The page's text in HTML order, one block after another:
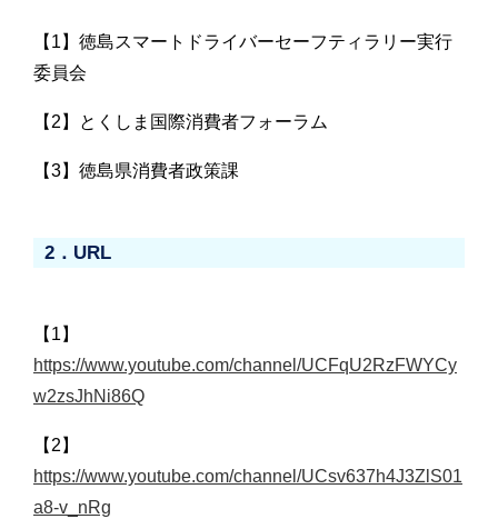
【1】徳島スマートドライバーセーフティラリー実行
委員会
【2】とくしま国際消費者フォーラム
【3】徳島県消費者政策課
2．URL
【1】
https://www.youtube.com/channel/UCFqU2RzFWYCy
w2zsJhNi86Q
【2】
https://www.youtube.com/channel/UCsv637h4J3ZlS01
a8-v_nRg